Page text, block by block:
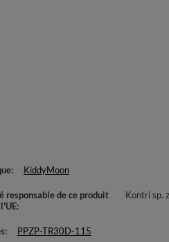
KiddyMoon
responsable de ce produit
Kontri sp.
PPZP-TR30D-115